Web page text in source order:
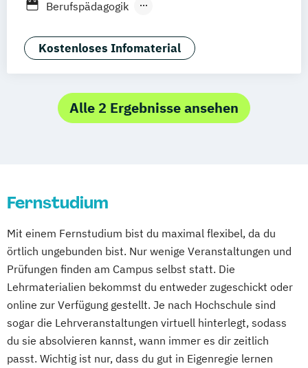
Kindheitspädagogik
Logopädie Medizintechnik
Pflege
Public Health Pädagogik
Pädagogik
Bildungsberatung und Leitung
Studienzentrum Stuttgart
Studienzentrum Berlin
Studienzentrum Nürnberg
Studienzentrum Kassel
Studienzentrum Essen
Studienzentrum Heilbronn
Studienzentrum Wien
Studienzentrum Feldkirch
Studienzentrum Hamburg Logistik-Bachelor
Studienzentrum Judenburg
Berufspädagogik
Gesundheitsfachberufe
Gesundheits- und Sozialmanagement
Pflegemanagement
Soziale Arbeit
Therapie- und Pflegewissenschaften dual
Kostenloses Infomaterial
Alle 2 Ergebnisse ansehen
Fernstudium
Mit einem Fernstudium bist du maximal flexibel, da du
örtlich ungebunden bist. Nur wenige Veranstaltungen und
Prüfungen finden am Campus selbst statt. Die
Lehrmaterialien bekommst du entweder zugeschickt oder
online zur Verfügung gestellt. Je nach Hochschule sind
sogar die Lehrveranstaltungen virtuell hinterlegt, sodass
du sie absolvieren kannst, wann immer es dir zeitlich
passt. Wichtig ist nur, dass du gut in Eigenregie lernen